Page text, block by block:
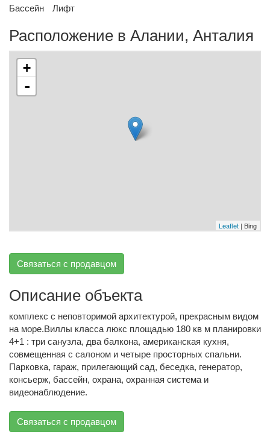
Бассейн Лифт
Расположение в Алании, Анталия
+
-
Leaflet | Bing
Связаться с продавцом
Описание объекта
комплекс с неповторимой архитектурой, прекрасным видом
на море.Виллы класса люкс площадью 180 кв м планировки
4+1 : три санузла, два балкона, американская кухня,
совмещенная с салоном и четыре просторных спальни.
Парковка, гараж, прилегающий сад, беседка, генератор,
консьерж, бассейн, охрана, охранная система и
видеонаблюдение.
Связаться с продавцом